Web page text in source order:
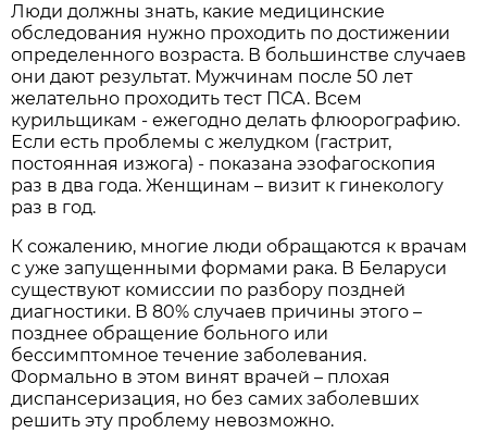
Люди должны знать, какие медицинские
обследования нужно проходить по достижении
определенного возраста. В большинстве случаев
они дают результат. Мужчинам после 50 лет
желательно проходить тест ПСА. Всем
курильщикам - ежегодно делать флюорографию.
Если есть проблемы с желудком (гастрит,
постоянная изжога) - показана эзофагоскопия
раз в два года. Женщинам – визит к гинекологу
раз в год.
К сожалению, многие люди обращаются к врачам
с уже запущенными формами рака. В Беларуси
существуют комиссии по разбору поздней
диагностики. В 80% случаев причины этого –
позднее обращение больного или
бессимптомное течение заболевания.
Формально в этом винят врачей – плохая
диспансеризация, но без самих заболевших
решить эту проблему невозможно.